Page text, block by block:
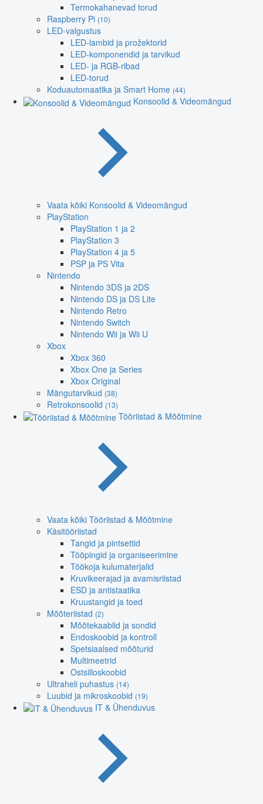
Termokahanevad torud
Raspberry Pi (10)
LED-valgustus
LED-lambid ja prožektorid
LED-komponendid ja tarvikud
LED- ja RGB-ribad
LED-torud
Koduautomaatika ja Smart Home (44)
Konsoolid & Videomängud
Vaata kõiki Konsoolid & Videomängud
PlayStation
PlayStation 1 ja 2
PlayStation 3
PlayStation 4 ja 5
PSP ja PS Vita
Nintendo
Nintendo 3DS ja 2DS
Nintendo DS ja DS Lite
Nintendo Retro
Nintendo Switch
Nintendo Wii ja Wii U
Xbox
Xbox 360
Xbox One ja Series
Xbox Original
Mängutarvikud (38)
Retrokonsoolid (13)
Tööriistad & Mõõtmine
Vaata kõiki Tööriistad & Mõõtmine
Käsitööriistad
Tangid ja pintsettid
Tööpingid ja organiseerimine
Töökoja kulumaterjalid
Kruvikeerajad ja avamisriistad
ESD ja antistaatika
Kruustangid ja toed
Mõõteriistad (2)
Mõõtekaablid ja sondid
Endoskoobid ja kontroll
Spetsiaalsed mõõturid
Multimeetrid
Ostsilloskoobid
Ultraheli puhastus (14)
Luubid ja mikroskoobid (19)
IT & Ühenduvus